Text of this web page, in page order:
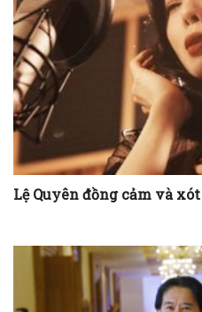
Lệ Quyên đồng cảm và